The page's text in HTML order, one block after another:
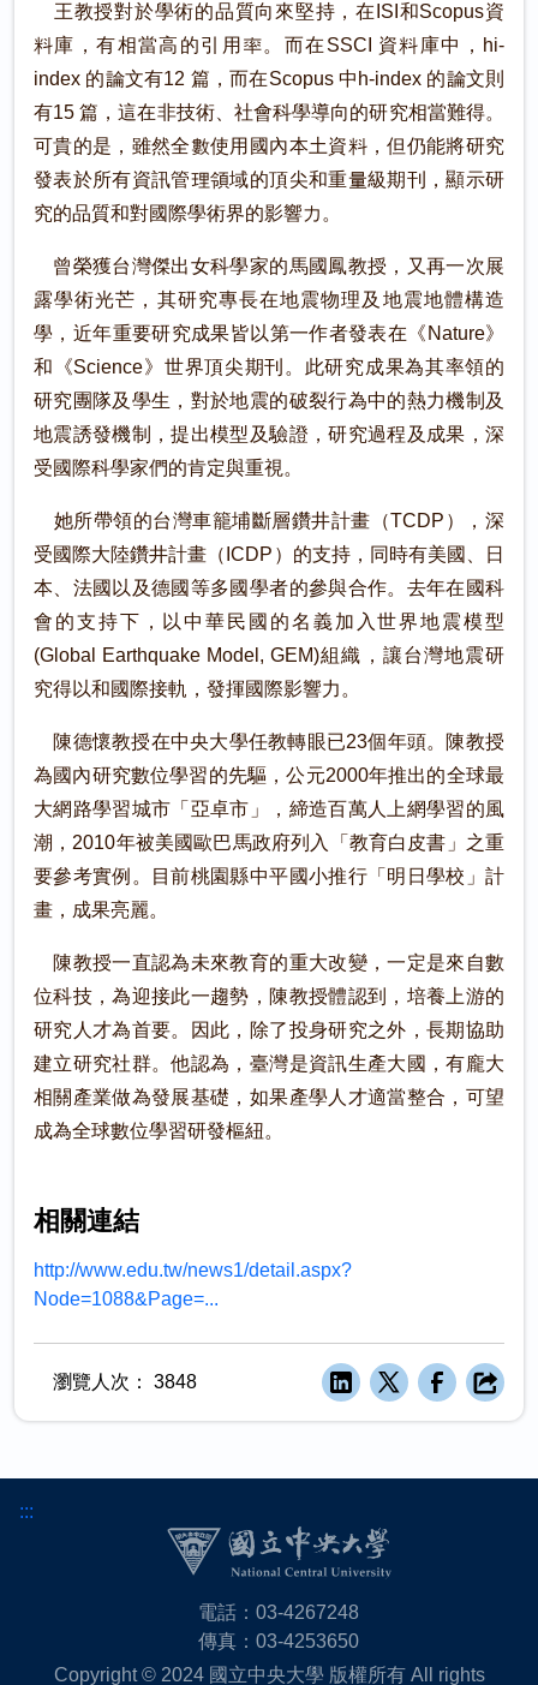
王教授對於學術的品質向來堅持，在ISI和Scopus資
料庫，有相當高的引用率。而在SSCI 資料庫中，hi-
index 的論文有12 篇，而在Scopus 中h-index 的論文則
有15 篇，這在非技術、社會科學導向的研究相當難得。
可貴的是，雖然全數使用國內本土資料，但仍能將研究
發表於所有資訊管理領域的頂尖和重量級期刊，顯示研
究的品質和對國際學術界的影響力。
曾榮獲台灣傑出女科學家的馬國鳳教授，又再一次展
露學術光芒，其研究專長在地震物理及地震地體構造
學，近年重要研究成果皆以第一作者發表在《Nature》
和《Science》世界頂尖期刊。此研究成果為其率領的
研究團隊及學生，對於地震的破裂行為中的熱力機制及
地震誘發機制，提出模型及驗證，研究過程及成果，深
受國際科學家們的肯定與重視。
她所帶領的台灣車籠埔斷層鑽井計畫（TCDP），深
受國際大陸鑽井計畫（ICDP）的支持，同時有美國、日
本、法國以及德國等多國學者的參與合作。去年在國科
會的支持下，以中華民國的名義加入世界地震模型
(Global Earthquake Model, GEM)組織，讓台灣地震研
究得以和國際接軌，發揮國際影響力。
陳德懷教授在中央大學任教轉眼已23個年頭。陳教授
為國內研究數位學習的先驅，公元2000年推出的全球最
大網路學習城市「亞卓市」，締造百萬人上網學習的風
潮，2010年被美國歐巴馬政府列入「教育白皮書」之重
要參考實例。目前桃園縣中平國小推行「明日學校」計
畫，成果亮麗。
陳教授一直認為未來教育的重大改變，一定是來自數
位科技，為迎接此一趨勢，陳教授體認到，培養上游的
研究人才為首要。因此，除了投身研究之外，長期協助
建立研究社群。他認為，臺灣是資訊生產大國，有龐大
相關產業做為發展基礎，如果產學人才適當整合，可望
成為全球數位學習研發樞紐。
相關連結
http://www.edu.tw/news1/detail.aspx?
Node=1088&Page=...
瀏覽人次： 3848
:::
電話：03-4267248
傳真：03-4253650
Copyright © 2024 國立中央大學 版權所有 All rights